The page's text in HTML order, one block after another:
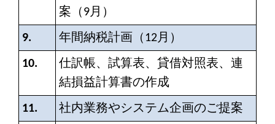
案（9月）
9. 年間納税計画（12月）
10.
仕訳帳、試算表、貸借対照表、連
結損益計算書の作成
11. 社内業務やシステム企画のご提案